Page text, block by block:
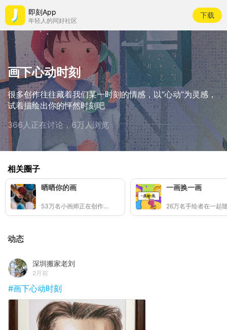
即刻App
年轻人的同好社区
下载
画下心动时刻
很多创作往往藏着我们某一时刻的情感，以“心动”为灵感，
试着描绘出你的怦然时刻吧
366人正在讨论，6万人浏览
相关圈子
晒晒你的画
53万名小画师正在创作👩🏻‍🎨
一画换一画
动态
深圳搬家老刘
2月前
#画下心动时刻